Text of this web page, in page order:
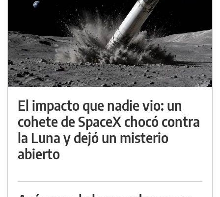
El impacto que nadie vio: un
cohete de SpaceX chocó contra
la Luna y dejó un misterio
abierto